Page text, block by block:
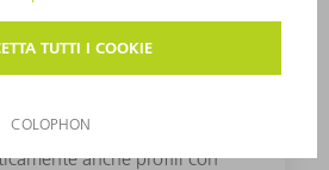
Detection:
delle geometrie
Detection siete in grado di
anche profili con